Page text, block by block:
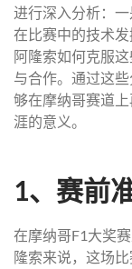
进行深入分析：
在比赛中的技术
阿隆索如何克服
与合作。通过这
够在摩纳哥赛道
涯的意义。
1、赛前
在摩纳哥F1大奖
隆索来说，这场